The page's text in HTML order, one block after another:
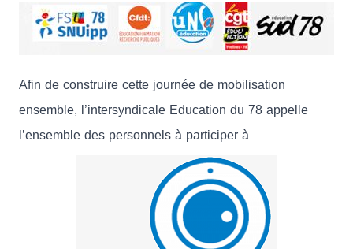
Afin de construire cette journée de mobilisation
ensemble, l’intersyndicale Education du 78 appelle
l’ensemble des personnels à participer à